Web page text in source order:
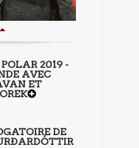
2019 -
AVEC
ET
DE